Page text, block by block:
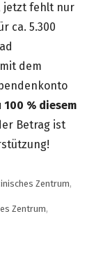
jetzt fehlt nur
ca. 5.300
dem
100 % diesem
Betrag ist
Zentrum,
Zentrum,